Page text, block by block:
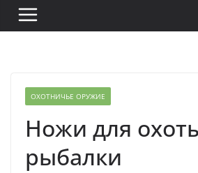
ОХОТНИЧЬЕ ОРУЖИЕ
Ножи для
рыбалки